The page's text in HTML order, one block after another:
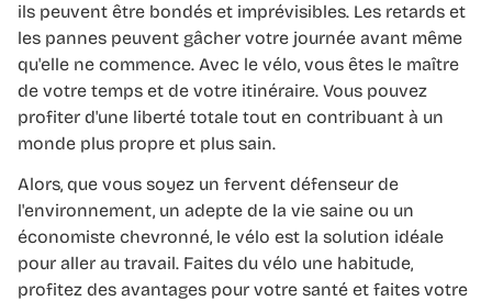
ils peuvent être bondés et imprévisibles. Les retards et
les pannes peuvent gâcher votre journée avant même
qu'elle ne commence. Avec le vélo, vous êtes le maître
de votre temps et de votre itinéraire. Vous pouvez
profiter d'une liberté totale tout en contribuant à un
monde plus propre et plus sain.
Alors, que vous soyez un fervent défenseur de
l'environnement, un adepte de la vie saine ou un
économiste chevronné, le vélo est la solution idéale
pour aller au travail. Faites du vélo une habitude,
profitez des avantages pour votre santé et faites votre